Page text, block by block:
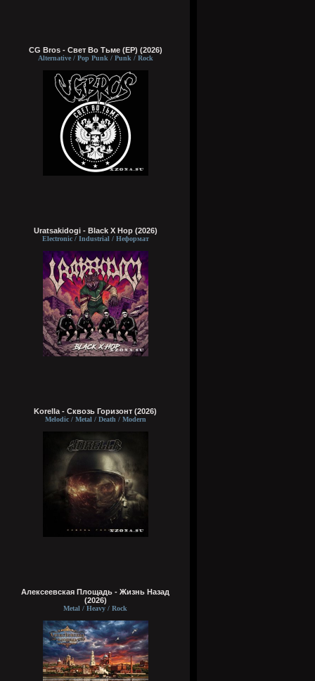
CG Bros - Свет Во Тьме (EP) (2026)
Alternative / Pop Punk / Punk / Rock
Uratsakidogi - Black X Hop (2026)
Electronic / Industrial / Неформат
Korella - Сквозь Горизонт (2026)
Melodic / Metal / Death / Modern
Алексеевская Площадь - Жизнь Назад
(2026)
Metal / Heavy / Rock